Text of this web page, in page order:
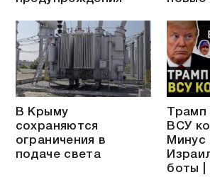
В Крыму
сохраняются
ограничения в
подаче света
ВСУ
Минус
боты |